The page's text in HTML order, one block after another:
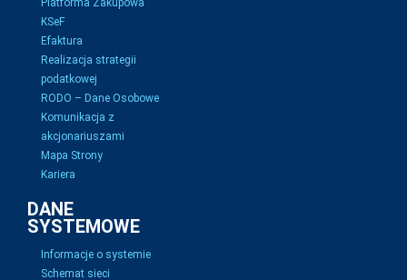
Platforma Zakupowa
KSeF
Efaktura
Realizacja strategii
podatkowej
RODO – Dane Osobowe
Komunikacja z
akcjonariuszami
Mapa Strony
Kariera
DANE
SYSTEMOWE
Informacje o systemie
Schemat sieci